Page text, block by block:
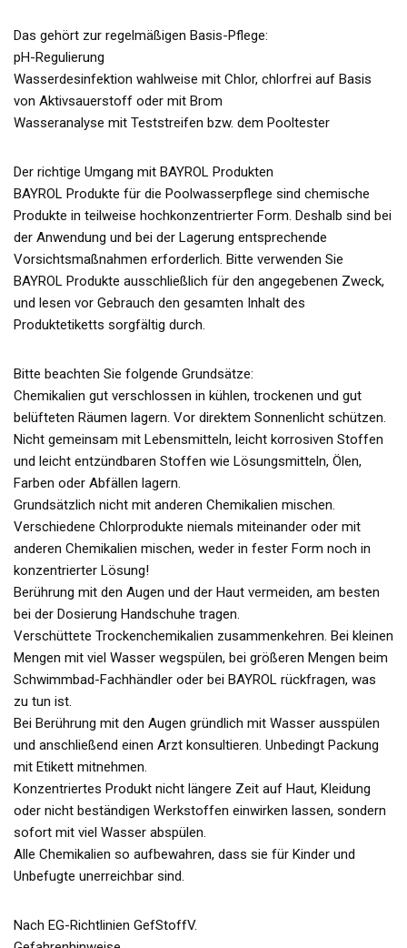
Das gehört zur regelmäßigen Basis-Pflege:
pH-Regulierung
Wasserdesinfektion wahlweise mit Chlor, chlorfrei auf Basis
von Aktivsauerstoff oder mit Brom
Wasseranalyse mit Teststreifen bzw. dem Pooltester
Der richtige Umgang mit BAYROL Produkten
BAYROL Produkte für die Poolwasserpflege sind chemische
Produkte in teilweise hochkonzentrierter Form. Deshalb sind bei
der Anwendung und bei der Lagerung entsprechende
Vorsichtsmaßnahmen erforderlich. Bitte verwenden Sie
BAYROL Produkte ausschließlich für den angegebenen Zweck,
und lesen vor Gebrauch den gesamten Inhalt des
Produktetiketts sorgfältig durch.
Bitte beachten Sie folgende Grundsätze:
Chemikalien gut verschlossen in kühlen, trockenen und gut
belüfteten Räumen lagern. Vor direktem Sonnenlicht schützen.
Nicht gemeinsam mit Lebensmitteln, leicht korrosiven Stoffen
und leicht entzündbaren Stoffen wie Lösungsmitteln, Ölen,
Farben oder Abfällen lagern.
Grundsätzlich nicht mit anderen Chemikalien mischen.
Verschiedene Chlorprodukte niemals miteinander oder mit
anderen Chemikalien mischen, weder in fester Form noch in
konzentrierter Lösung!
Berührung mit den Augen und der Haut vermeiden, am besten
bei der Dosierung Handschuhe tragen.
Verschüttete Trockenchemikalien zusammenkehren. Bei kleinen
Mengen mit viel Wasser wegspülen, bei größeren Mengen beim
Schwimmbad-Fachhändler oder bei BAYROL rückfragen, was
zu tun ist.
Bei Berührung mit den Augen gründlich mit Wasser ausspülen
und anschließend einen Arzt konsultieren. Unbedingt Packung
mit Etikett mitnehmen.
Konzentriertes Produkt nicht längere Zeit auf Haut, Kleidung
oder nicht beständigen Werkstoffen einwirken lassen, sondern
sofort mit viel Wasser abspülen.
Alle Chemikalien so aufbewahren, dass sie für Kinder und
Unbefugte unerreichbar sind.
Nach EG-Richtlinien GefStoffV.